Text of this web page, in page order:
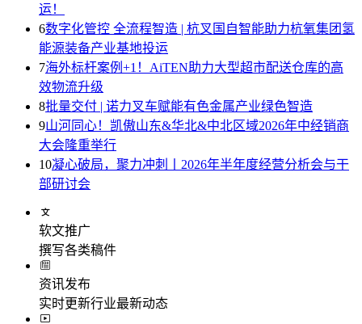
运！
6数字化管控 全流程智造 | 杭叉国自智能助力杭氧集团氢
能源装备产业基地投运
7海外标杆案例+1！AiTEN助力大型超市配送仓库的高
效物流升级
8批量交付 | 诺力叉车赋能有色金属产业绿色智造
9山河同心！凯傲山东&华北&中北区域2026年中经销商
大会隆重举行
10凝心破局，聚力冲刺丨2026年半年度经营分析会与干
部研讨会
软文推广
撰写各类稿件
资讯发布
实时更新行业最新动态